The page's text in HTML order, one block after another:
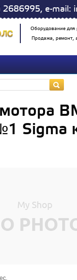
e-mail:
Оборудование для
Продажа, ремонт,
Sigma